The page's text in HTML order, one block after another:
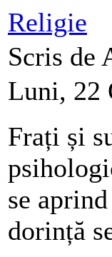
Religie
Scris de
Luni, 22
Frați și
se
dorință